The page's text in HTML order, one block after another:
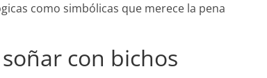
como simbólicas que merece la pena
con bichos